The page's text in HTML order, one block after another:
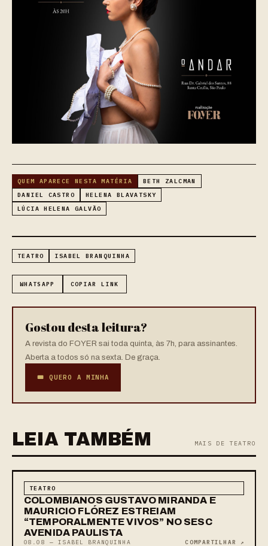
QUEM APARECE NESTA MATÉRIA
BETH ZALCMAN
DANIEL CASTRO
HELENA BLAVATSKY
LÚCIA HELENA GALVÃO
TEATRO ISABEL BRANQUINHA
WHATSAPP COPIAR LINK
Gostou desta leitura?
A revista do FOYER sai toda quinta, às 7h, para assinantes.
Aberta a todos só na sexta. De graça.
🎟 QUERO A MINHA
LEIA TAMBÉM MAIS DE TEATRO
TEATRO
COLOMBIANOS GUSTAVO MIRANDA E
MAURICIO FLÓREZ ESTREIAM
“TEMPORALMENTE VIVOS” NO SESC
AVENIDA PAULISTA
08.08 — ISABEL BRANQUINHA COMPARTILHAR ↗